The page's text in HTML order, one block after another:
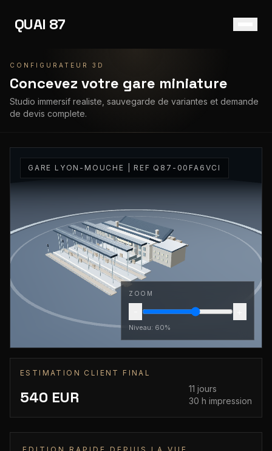
QUAI 87
CONFIGURATEUR 3D
Concevez votre gare miniature
Studio immersif realiste, sauvegarde de variantes et demande
de devis complete.
GARE LYON-MOUCHE | REF Q87-00FA6VCI
ZOOM
Niveau: 60%
ESTIMATION CLIENT FINAL
540 EUR 11 jours
30 h impression